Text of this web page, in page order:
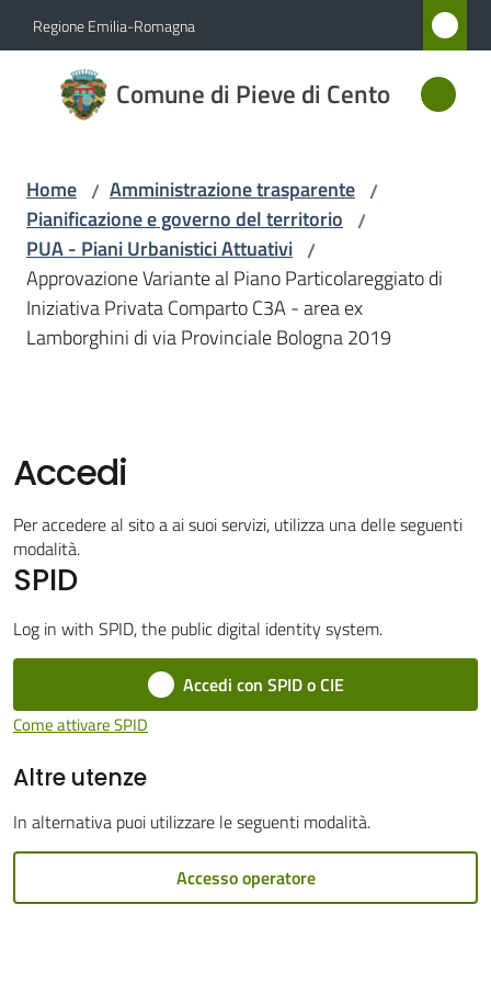
Vai al contenuto
Vai alla navigazione
Vai al footer
Regione Emilia-Romagna
Comune di Pieve di Cento
Comune
di Pieve
Amministrazione
Menu selezionato
Novità
Pieve
di
Cento
Amministrazione
Menu selezionato
gli
argomenti...
Seguici
Home / Amministrazione trasparente /
Pianificazione e governo del territorio /
PUA - Piani Urbanistici Attuativi /
Approvazione Variante al Piano Particolareggiato di
Iniziativa Privata Comparto C3A - area ex
Lamborghini di via Provinciale Bologna 2019
Accedi
Per accedere al sito a ai suoi servizi, utilizza una delle seguenti
modalità.
SPID
Log in with SPID, the public digital identity system.
Accedi con SPID o CIE
Come attivare SPID
Altre utenze
In alternativa puoi utilizzare le seguenti modalità.
Accesso operatore